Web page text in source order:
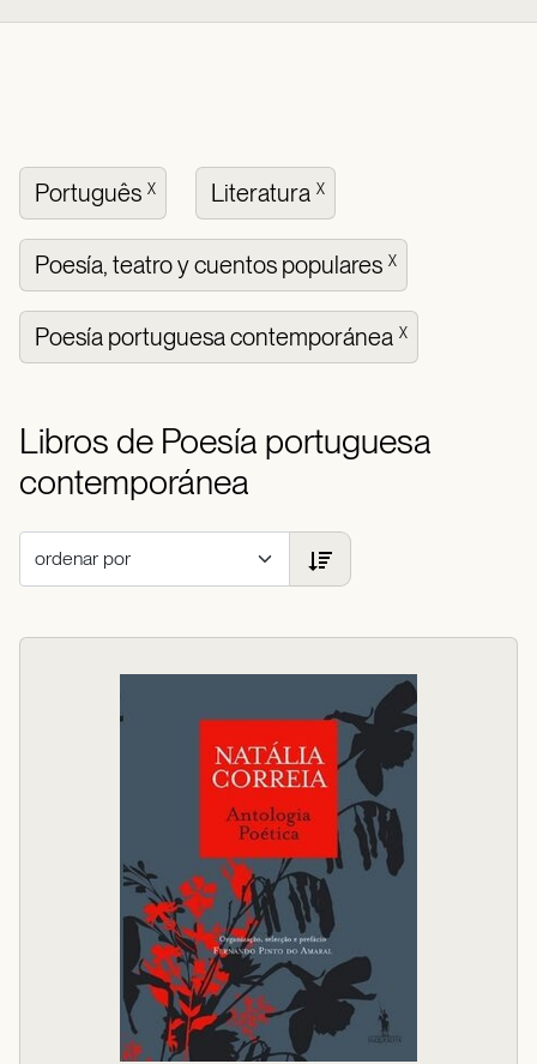
Português X Literatura X
Poesía, teatro y cuentos populares X
Poesía portuguesa contemporánea X
Libros de Poesía portuguesa
contemporánea